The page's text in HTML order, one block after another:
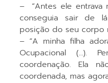
– “Antes ele entrava
conseguia sair de
posição do seu corpo
– “A minha filha
Ocupacional (…).
coordenação. Ela
coordenada, mas